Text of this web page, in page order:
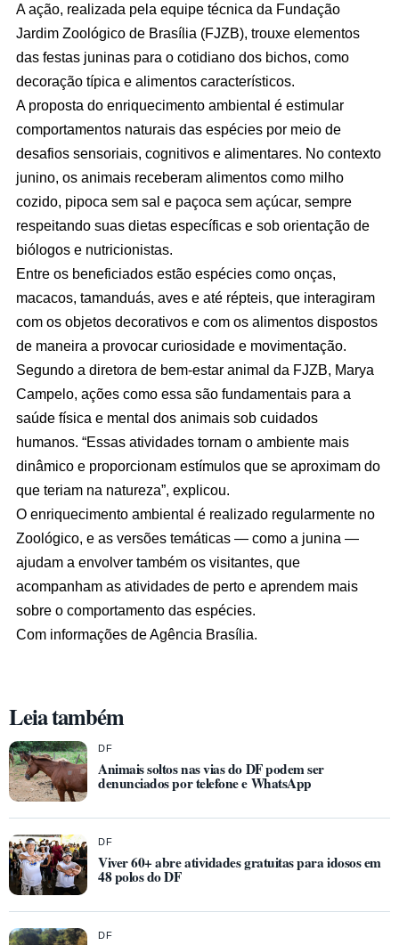
A ação, realizada pela equipe técnica da Fundação
Jardim Zoológico de Brasília (FJZB), trouxe elementos
das festas juninas para o cotidiano dos bichos, como
decoração típica e alimentos característicos.
A proposta do enriquecimento ambiental é estimular
comportamentos naturais das espécies por meio de
desafios sensoriais, cognitivos e alimentares. No contexto
junino, os animais receberam alimentos como milho
cozido, pipoca sem sal e paçoca sem açúcar, sempre
respeitando suas dietas específicas e sob orientação de
biólogos e nutricionistas.
Entre os beneficiados estão espécies como onças,
macacos, tamanduás, aves e até répteis, que interagiram
com os objetos decorativos e com os alimentos dispostos
de maneira a provocar curiosidade e movimentação.
Segundo a diretora de bem-estar animal da FJZB, Marya
Campelo, ações como essa são fundamentais para a
saúde física e mental dos animais sob cuidados
humanos. “Essas atividades tornam o ambiente mais
dinâmico e proporcionam estímulos que se aproximam do
que teriam na natureza”, explicou.
O enriquecimento ambiental é realizado regularmente no
Zoológico, e as versões temáticas — como a junina —
ajudam a envolver também os visitantes, que
acompanham as atividades de perto e aprendem mais
sobre o comportamento das espécies.
Com informações de Agência Brasília.
Leia também
DF
Animais soltos nas vias do DF podem ser
denunciados por telefone e WhatsApp
DF
Viver 60+ abre atividades gratuitas para idosos em
48 polos do DF
DF